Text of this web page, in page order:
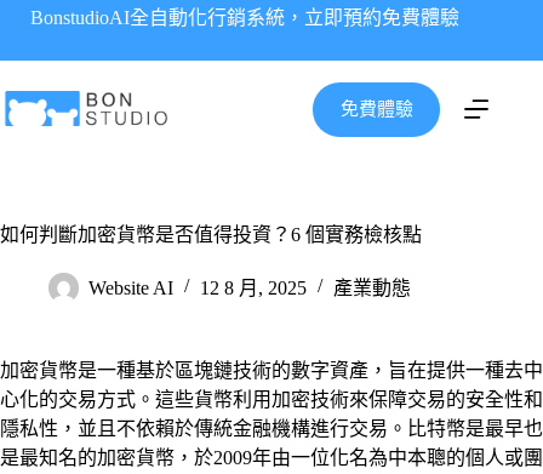
要
內
BonstudioAI全自動化行銷系統，立即預約免費體驗
免費體驗
如何判斷加密貨幣是否值得投資？6 個實務檢核點
Website AI 12 8 月, 2025 產業動態
加密貨幣是一種基於區塊鏈技術的數字資產，旨在提供一種去中
心化的交易方式。這些貨幣利用加密技術來保障交易的安全性和
隱私性，並且不依賴於傳統金融機構進行交易。比特幣是最早也
是最知名的加密貨幣，於2009年由一位化名為中本聰的個人或團